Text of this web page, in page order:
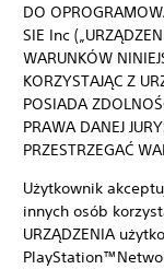
DO
SIE Inc
WARUNKÓW
KORZYSTAJĄC Z
POSIADA
PRAWA DANEJ
PRZESTRZEGAĆ
Użytkownik
innych osób
URZĄDZENIA